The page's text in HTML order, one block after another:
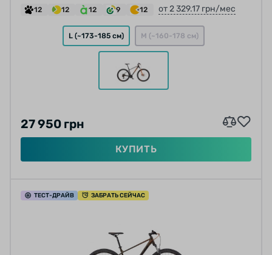
12 12 12 9 12 от 2 329.17 грн/мес
L (~173-185 см) M (~160-178 см)
27 950 грн
КУПИТЬ
ТЕСТ-ДРАЙВ ЗАБРАТЬ СЕЙЧАС